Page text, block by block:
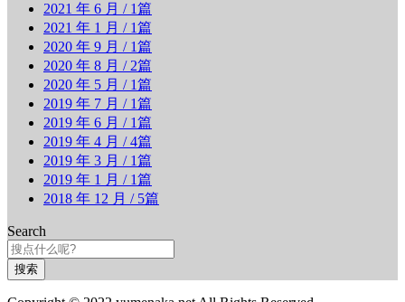
2021 年 6 月 / 1篇
2021 年 1 月 / 1篇
2020 年 9 月 / 1篇
2020 年 8 月 / 2篇
2020 年 5 月 / 1篇
2019 年 7 月 / 1篇
2019 年 6 月 / 1篇
2019 年 4 月 / 4篇
2019 年 3 月 / 1篇
2019 年 1 月 / 1篇
2018 年 12 月 / 5篇
Search
搜索